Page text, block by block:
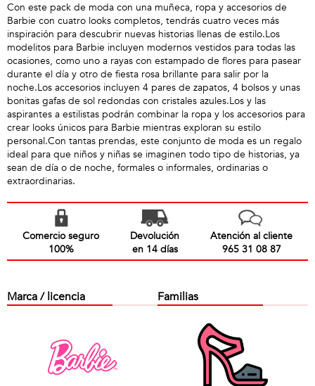
Con este pack de moda con una muñeca, ropa y accesorios de
Barbie con cuatro looks completos, tendrás cuatro veces más
inspiración para descubrir nuevas historias llenas de estilo.Los
modelitos para Barbie incluyen modernos vestidos para todas las
ocasiones, como uno a rayas con estampado de flores para pasear
durante el día y otro de fiesta rosa brillante para salir por la
noche.Los accesorios incluyen 4 pares de zapatos, 4 bolsos y unas
bonitas gafas de sol redondas con cristales azules.Los y las
aspirantes a estilistas podrán combinar la ropa y los accesorios para
crear looks únicos para Barbie mientras exploran su estilo
personal.Con tantas prendas, este conjunto de moda es un regalo
ideal para que niños y niñas se imaginen todo tipo de historias, ya
sean de día o de noche, formales o informales, ordinarias o
extraordinarias.
Comercio seguro
100%
Devolución
en 14 días
Atención al cliente
965 31 08 87
Marca / licencia Familias